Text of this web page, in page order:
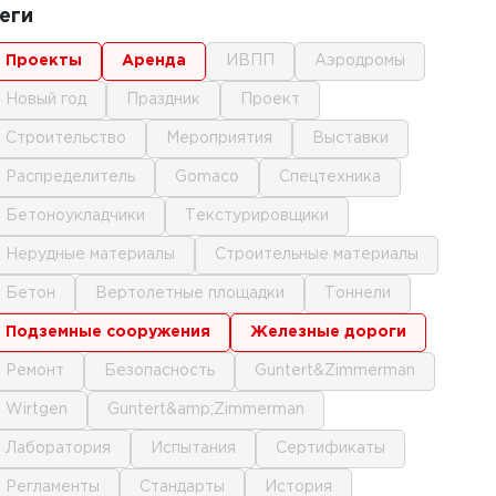
проекты аренда ИВПП аэродромы
новый год праздник проект
строительство мероприятия выставки
распределитель gomaco спецтехника
бетоноукладчики текстурировщики
нерудные материалы строительные материалы
бетон вертолетные площадки тоннели
подземные сооружения железные дороги
ремонт безопасность Guntert&Zimmerman
Wirtgen Guntert&amp;Zimmerman
лаборатория испытания сертификаты
регламенты стандарты история